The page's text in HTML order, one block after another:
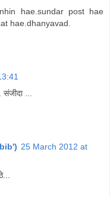
hae.sundar post hae
hae.dhanyavad.
...
25 March 2012 at